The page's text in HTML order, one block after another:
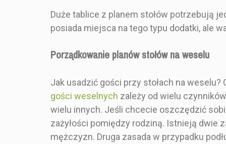
Duże tablice z planem stołów potrzebują
posiada miejsca na tego typu dodatki, ale
Porządkowanie planów stołów na weselu
Jak usadzić gości przy stołach na
gości weselnych zależy od wielu
wielu innych. Jeśli chcecie oszczędzić
zażyłości pomiędzy rodziną. Istnieją dwie
mężczyzn. Druga zasada w przypadku
kwiatami!
projektu
ich
względem
wybranej
planujecie
200